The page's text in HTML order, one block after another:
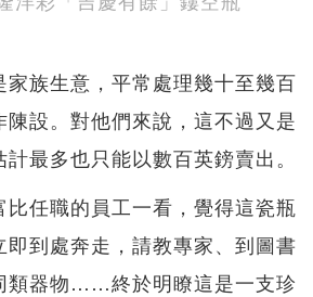
族生意，平常處理幾十至幾百
設。對他們來說，這不過又是
最多也只能以數百英鎊賣出。
任職的員工一看，覺得這瓷瓶
到處奔走，請教專家、到圖書
類器物……終於明瞭這是一支珍